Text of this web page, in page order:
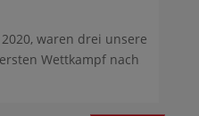
waren drei unsere
Wettkampf nach